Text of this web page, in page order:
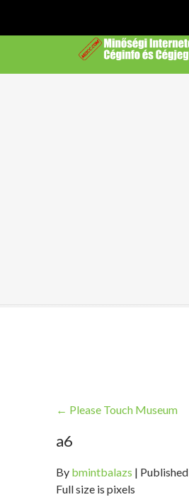
← Please Touch Museum
a6
By bmintbalazs | Published
Full size is pixels